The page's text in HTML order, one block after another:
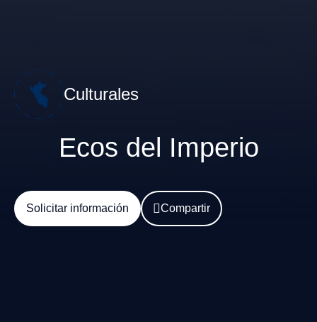
Culturales
Ecos del Imperio
Solicitar información Compartir